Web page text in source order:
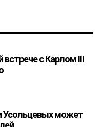
встрече с Карлом III
Усольцевых может